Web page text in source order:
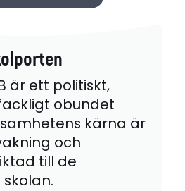
är ett politiskt,
obundet
kärna är
och
till de